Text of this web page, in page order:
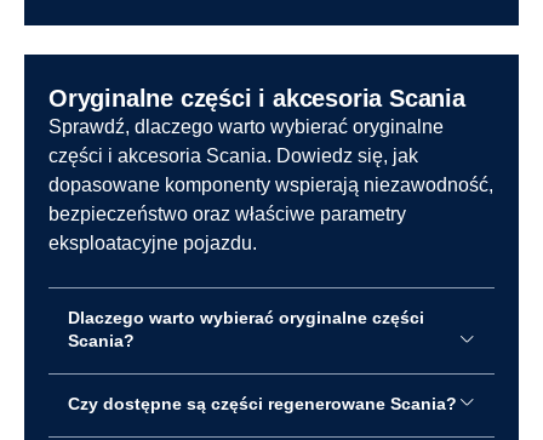
Oryginalne części i akcesoria Scania
Sprawdź, dlaczego warto wybierać oryginalne
części i akcesoria Scania. Dowiedz się, jak
dopasowane komponenty wspierają niezawodność,
bezpieczeństwo oraz właściwe parametry
eksploatacyjne pojazdu.
Dlaczego warto wybierać oryginalne części
Scania?
Czy dostępne są części regenerowane Scania?